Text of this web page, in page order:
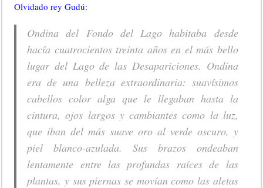
Olvidado rey Gudú:
Ondina del Fondo del Lago habitaba desde
hacía cuatrocientos treinta años en el más bello
lugar del Lago de las Desapariciones. Ondina
era de una belleza extraordinaria: suavísimos
cabellos color alga que le llegaban hasta la
cintura, ojos largos y cambiantes como la luz,
que iban del más suave oro al verde oscuro, y
piel blanco-azulada. Sus brazos ondeaban
lentamente entre las profundas raíces de las
plantas, y sus piernas se movían como las aletas